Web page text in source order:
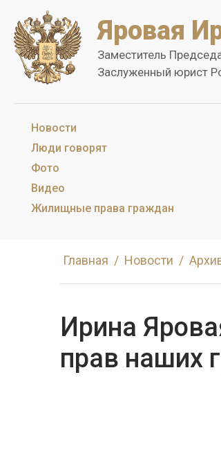
Яровая
Заместитель
Заслуженный юрист
Новости
Люди говорят
Фото
Видео
Жилищные права граждан
Главная Новости
Ирина
прав наших